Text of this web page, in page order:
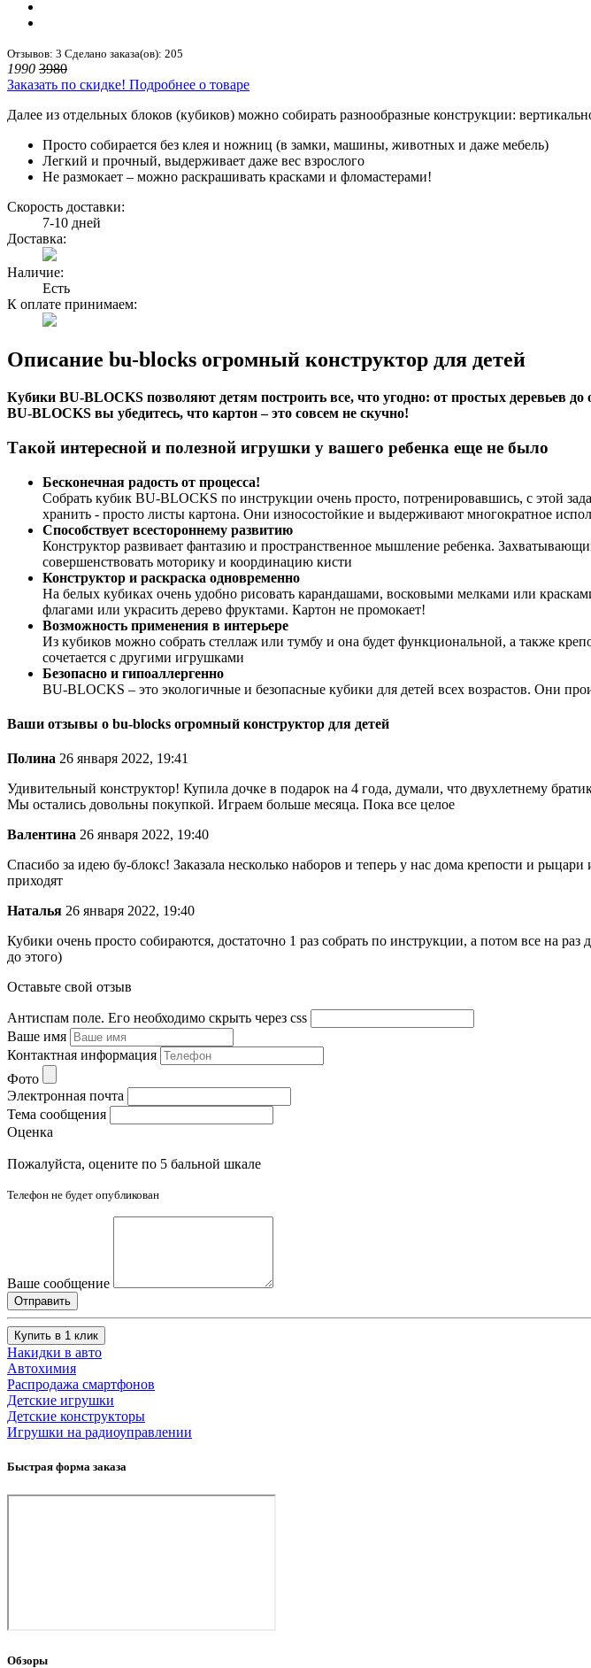
Отзывов: 3 Сделано заказа(ов): 205
1990 3980
Заказать по скидке! Подробнее о товаре
Далее из отдельных блоков (кубиков) можно собирать разнообразные конструкции:
Просто собирается без клея и ножниц (в замки, машины, животных и даже мебель)
Легкий и прочный, выдерживает даже вес взрослого
Не размокает – можно раскрашивать красками и фломастерами!
Скорость доставки:
7-10 дней
Доставка:
Наличие:
Есть
К оплате принимаем:
Описание bu-blocks огромный конструктор для детей
Кубики BU-BLOCKS позволяют детям построить все, что угодно: от простых деревьев
BU-BLOCKS вы убедитесь, что картон – это совсем не скучно!
Такой интересной и полезной игрушки у вашего ребенка еще не было
Бесконечная радость от процесса!
Собрать кубик BU-BLOCKS по инструкции очень просто, потренировавшись, с этой
хранить - просто листы картона. Они износостойкие и выдерживают многократное
Способствует всестороннему развитию
Конструктор развивает фантазию и пространственное мышление ребенка.
совершенствовать моторику и координацию кисти
Конструктор и раскраска одновременно
На белых кубиках очень удобно рисовать карандашами, восковыми мелками или
флагами или украсить дерево фруктами. Картон не промокает!
Возможность применения в интерьере
Из кубиков можно собрать стеллаж или тумбу и она будет функциональной, а также
сочетается с другими игрушками
Безопасно и гипоаллергенно
BU-BLOCKS – это экологичные и безопасные кубики для детей всех возрастов. Они
Ваши отзывы о bu-blocks огромный конструктор для детей
Полина 26 января 2022, 19:41
Удивительный конструктор! Купила дочке в подарок на 4 года, думали, что двухлетнему
Мы остались довольны покупкой. Играем больше месяца. Пока все целое
Валентина 26 января 2022, 19:40
Спасибо за идею бу-блокс! Заказала несколько наборов и теперь у нас дома крепости и
приходят
Наталья 26 января 2022, 19:40
Кубики очень просто собираются, достаточно 1 раз собрать по инструкции, а потом все на
до этого)
Оставьте свой отзыв
Антиспам поле. Его необходимо скрыть через css
Ваше имя
Контактная информация
Фото
Электронная почта
Тема сообщения
Оценка
Пожалуйста, оцените по 5 бальной шкале
Телефон не будет опубликован
Ваше сообщение
Купить в 1 клик
Накидки в авто
Автохимия
Распродажа смартфонов
Детские игрушки
Детские конструкторы
Игрушки на радиоуправлении
Быстрая форма заказа
Обзоры